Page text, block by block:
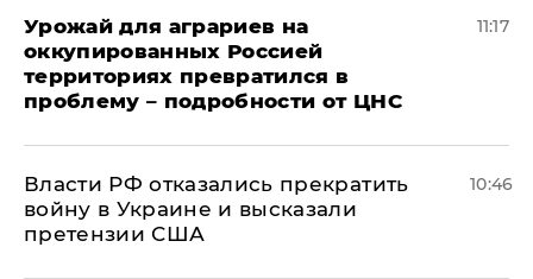
Урожай для аграриев на
оккупированных Россией
территориях превратился в
проблему – подробности от ЦНС
11:17
Власти РФ отказались прекратить
войну в Украине и высказали
претензии США
10:46